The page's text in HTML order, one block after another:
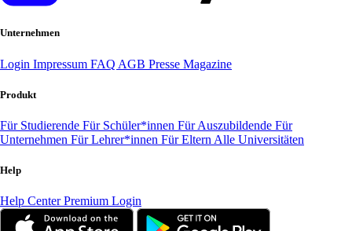
Unternehmen
Login Impressum FAQ AGB Presse Magazine
Produkt
Für Studierende Für Schüler*innen Für Auszubildende Für
Unternehmen Für Lehrer*innen Für Eltern Alle Universitäten
Help
Help CenterPremium Login